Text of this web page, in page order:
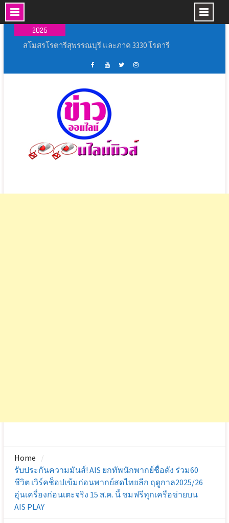
Skip
content
2026
สโมสรโรตารีสุพรรณบุรี และภาค 3330 โรตารี
(Save Road Save Live : SRSL)
สำราญ ประจำปีการศึกษา ๒๕๖๙
เหล่ากาชาดจังหวัดนครปฐม มอบบ้านกาชาด
รวมใจ ช่วยเหลือผู้ประสบวาตภัย ในพื้นที่อำเภอ
กำแพงแสน
พิธีเปิดงาน ” ร้อยรัก รวมใจ สตรีไทยบางปลาม้า ”
ประจำ ปี 2569
สุพรรณบุรี ผนึกกำลังทุกภาคส่วนฝึกทักษะและเพิ่ม
บุ้ค
ศูนย์
ข่าว
ออนไลน์
นิ
วส์
ทู้
ปอ
อน
ไลน์
นิ
Home
รับประกันความมันส์! AIS ยกทัพนักพากย์ชื่อดัง ร่วม60
ชีวิต เวิร์คช็อปเข้มก่อนพากย์สดไทยลีก ฤดูกาล2025/26
อุ่นเครื่องก่อนเตะจริง 15 ส.ค. นี้ ชมฟรีทุกเครือข่ายบน
AIS PLAY